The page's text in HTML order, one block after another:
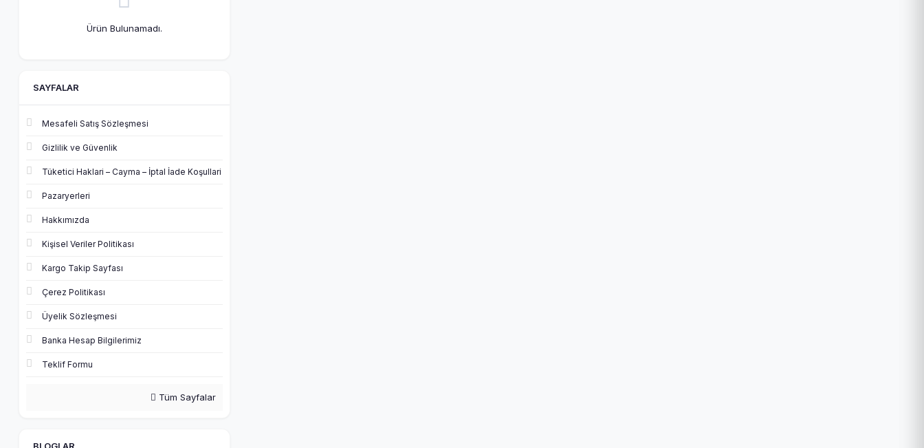
Ürün Bulunamadı.
SAYFALAR
Mesafeli Satış Sözleşmesi
Gizlilik ve Güvenlik
Tüketici Haklari – Cayma – İptal İade Koşullari
Pazaryerleri
Hakkımızda
Kişisel Veriler Politikası
Kargo Takip Sayfası
Çerez Politikası
Üyelik Sözleşmesi
Banka Hesap Bilgilerimiz
Teklif Formu
Tüm Sayfalar